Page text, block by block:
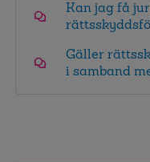
Kan jag få
Gäller
i samband